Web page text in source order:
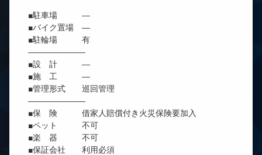
■駐車場 ―
■バイク置場 ―
■駐輪場 有
―――――――
■設 計 ―
■施 工 ―
■管理形式 巡回管理
―――――――
■保 険 借家人賠償付き火災保険要加入
■ペット 不可
■楽 器 不可
■保証会社 利用必須